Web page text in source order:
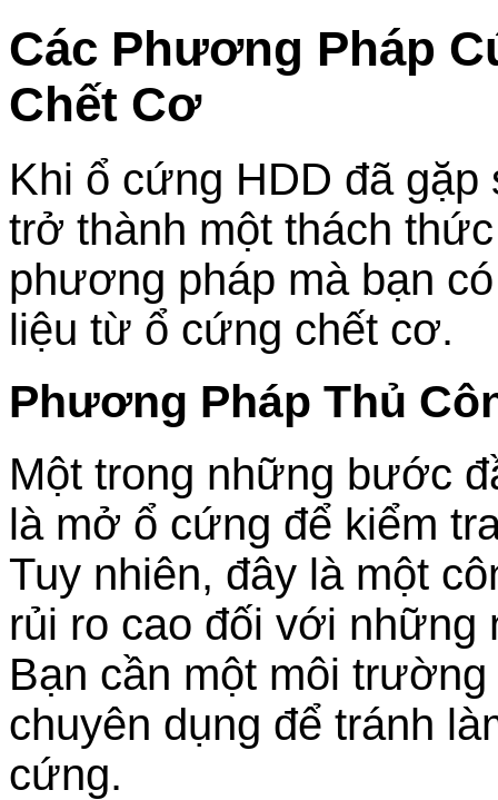
Các Phương Pháp
Chết Cơ
Khi ổ cứng HDD đã
trở thành một thách
phương pháp mà bạn
liệu từ ổ cứng chết cơ.
Phương Pháp Thủ
Một trong những bước
là mở ổ cứng để kiểm
Tuy nhiên, đây là một
rủi ro cao đối với những
Bạn cần một môi
chuyên dụng để tránh
cứng.